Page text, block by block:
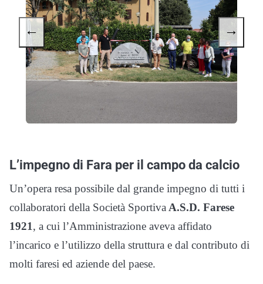
← →
L’impegno di Fara per il campo da calcio
Un’opera resa possibile dal grande impegno di tutti i
collaboratori della Società Sportiva A.S.D. Farese
1921, a cui l’Amministrazione aveva affidato
l’incarico e l’utilizzo della struttura e dal contributo di
molti faresi ed aziende del paese.